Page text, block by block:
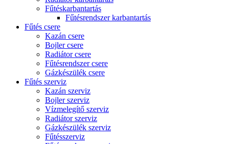
Fűtéskarbantartás
Fűtésrendszer karbantartás
Fűtés csere
Kazán csere
Bojler csere
Radiátor csere
Fűtésrendszer csere
Gázkészülék csere
Fűtés szerviz
Kazán szerviz
Bojler szerviz
Vízmelegítő szerviz
Radiátor szerviz
Gázkészülék szerviz
Fűtésszerviz